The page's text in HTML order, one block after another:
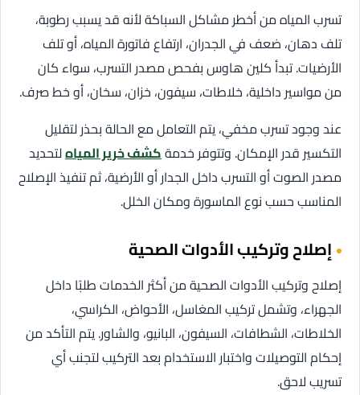
تسرب المياه من أخطر مشاكل السباكة لأنه قد يسبب رطوبة،
تلف دهان، ضعف في الجدران، ارتفاع فاتورة المياه، أو تلف
الأرضيات. تبدأ كلين هاوس بفحص مصدر التسرب، سواء كان
من مواسير داخلية، خلاطات، سيفون، خزان، سخان، أو خط صرف.
عند وجود تسرب مخفي، يتم التعامل مع الحالة بحذر لتقليل
التكسير قدر الإمكان. وتتوفر خدمةكشف خرير المياهلتحديد
مصدر الصوت أو التسرب داخل الجدار أو الأرضية، ثم تنفيذ الإصلاح
المناسب حسب نوع الماسورة ومكان الخلل.
إصلاح وتركيب الأدوات الصحية
إصلاح وتركيب الأدوات الصحية من أكثر الخدمات طلبًا داخل
الجهراء، وتشمل تركيب المغاسل، الأحواض، الكراسي،
الخلاطات، الشطافات، السيفون، البانيو، والشاور. يتم التأكد من
إحكام التوصيلات واختبار الاستخدام بعد التركيب لتجنب أي
تسريب لاحق.